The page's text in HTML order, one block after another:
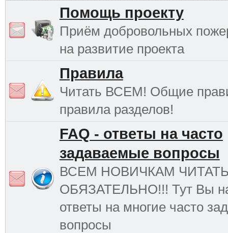
Помощь проекту
Приём добровольных
на развитие проекта
Правила
Читать ВСЕМ! Общие
правила разделов!
FAQ - ответы на часто
задаваемые вопросы
ВСЕМ НОВИЧКАМ
ОБЯЗАТЕЛЬНО!!! Тут Вы
ответы на многие часто
вопросы